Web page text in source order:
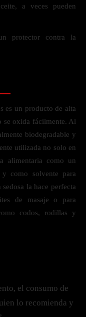
a veces pueden
protector contra la
es un producto de alta
se oxida fácilmente. Al
biodegradable y
utilizada no solo en
alimentaria como un
como solvente para
la hace perfecta
de masaje o para
codos, rodillas y
el consumo de
lo recomienda y